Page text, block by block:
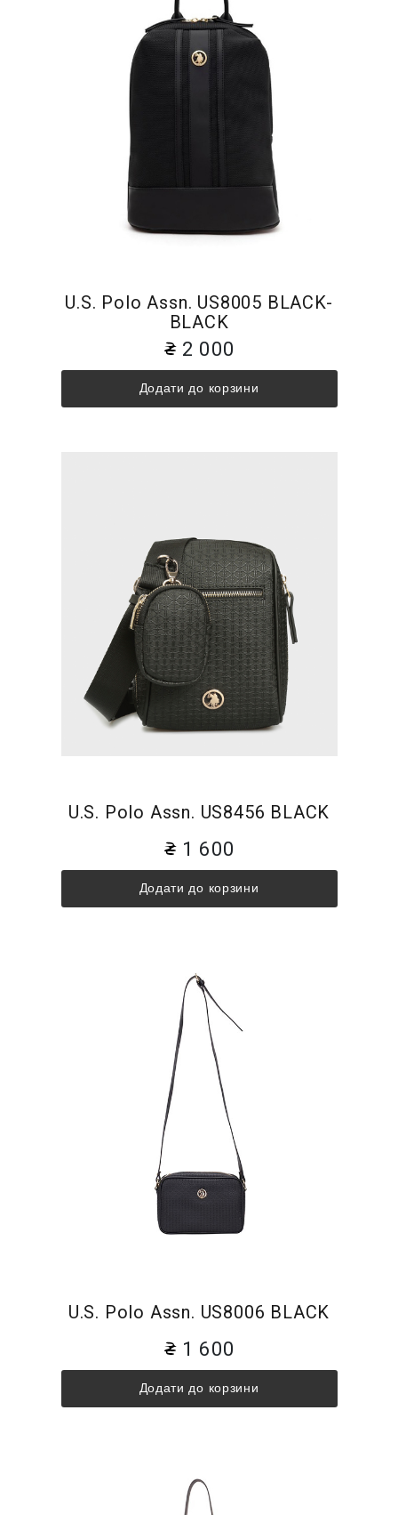
U.S. Polo Assn. US8005 BLACK-
BLACK
2 000
Додати до корзини
U.S. Polo Assn. US8456 BLACK
1 600
Додати до корзини
U.S. Polo Assn. US8006 BLACK
1 600
Додати до корзини